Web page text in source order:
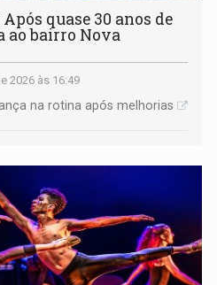
quase 30 anos de
ao bairro Nova
2026 às 16:49
na rotina após melhorias